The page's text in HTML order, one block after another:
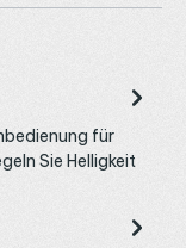
für
Sie Helligkeit